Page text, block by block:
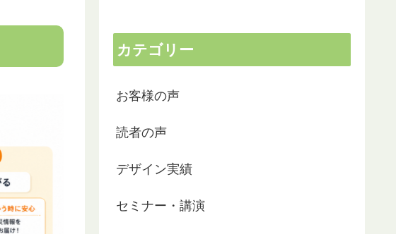
カテゴリー
お客様の声
読者の声
デザイン実績
セミナー・講演